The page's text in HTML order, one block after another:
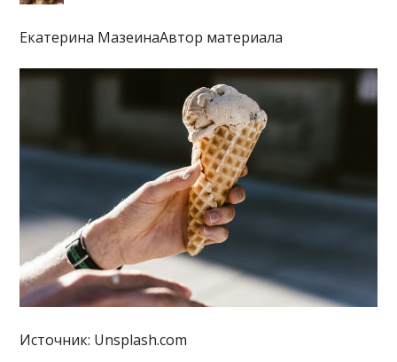
Екатерина МазеинаАвтор материала
Источник: Unsplash.com